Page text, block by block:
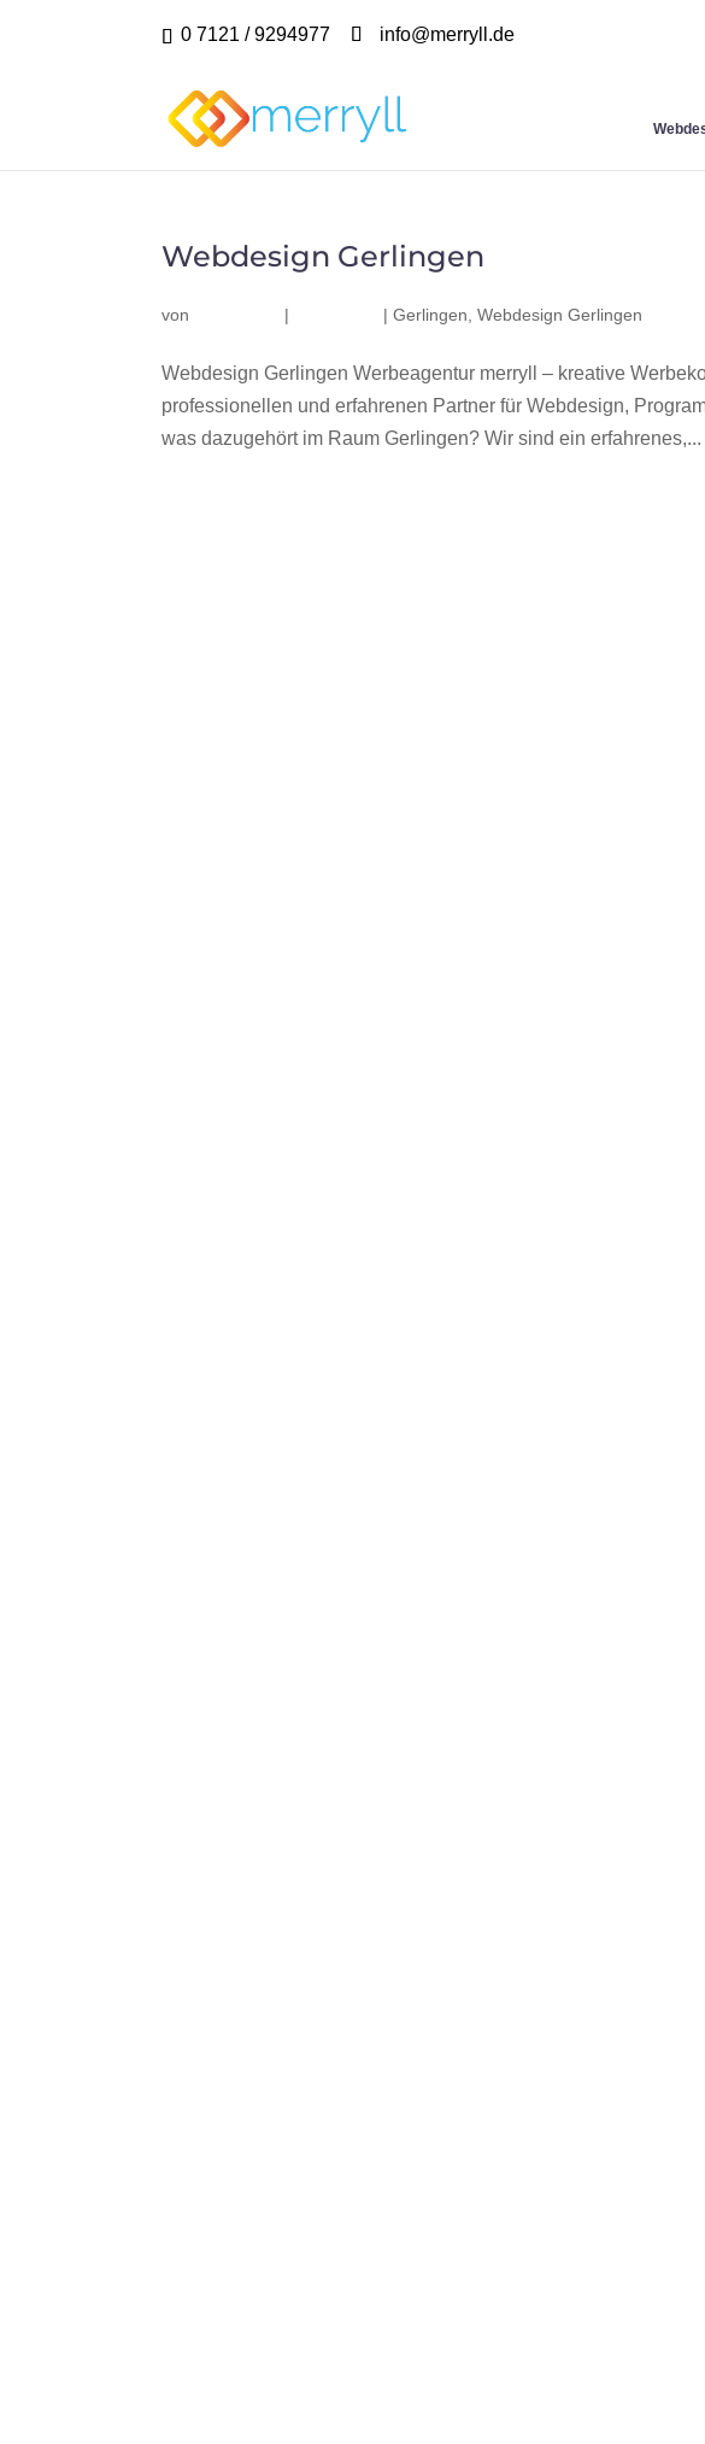
0 7121 / 9294977 info@merryll.de
Webdesign Gerlingen
von | |Gerlingen ,Webdesign Gerlingen
Webdesign Gerlingen Werbeagentur merryll – kreative
professionellen und erfahrenen Partner für Webdesign,
was dazugehört im Raum Gerlingen? Wir sind ein erfahrenes,...